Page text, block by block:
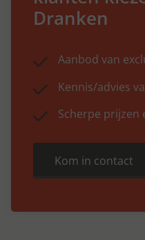
Dranken
Aanbod van
Kennis/advies
Scherpe prijzen
Kom in contact